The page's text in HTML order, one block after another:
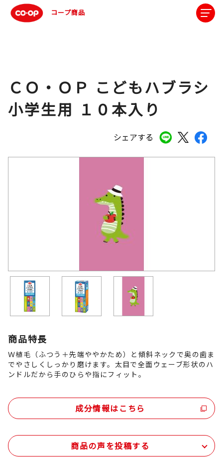
コープ商品
シェアする
ＣＯ・ＯＰ こどもハブラシ
小学生用 １０本入り
商品特長
Ｗ植毛（ふつう＋先端ややかため）と傾斜ネックで奥の歯ま
でやさしくしっかり磨けます。太目で全面ウェーブ形状のハ
ンドルだから手のひらや指にフィット。
成分情報はこちら
商品の声を投稿する